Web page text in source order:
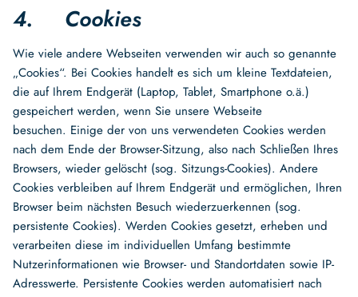
4. Cookies
Wie viele andere Webseiten verwenden wir auch so genannte
„Cookies“. Bei Cookies handelt es sich um kleine Textdateien,
die auf Ihrem Endgerät (Laptop, Tablet, Smartphone o.ä.)
gespeichert werden, wenn Sie unsere Webseite
besuchen. Einige der von uns verwendeten Cookies werden
nach dem Ende der Browser-Sitzung, also nach Schließen Ihres
Browsers, wieder gelöscht (sog. Sitzungs-Cookies). Andere
Cookies verbleiben auf Ihrem Endgerät und ermöglichen, Ihren
Browser beim nächsten Besuch wiederzuerkennen (sog.
persistente Cookies). Werden Cookies gesetzt, erheben und
verarbeiten diese im individuellen Umfang bestimmte
Nutzerinformationen wie Browser- und Standortdaten sowie IP-
Adresswerte. Persistente Cookies werden automatisiert nach